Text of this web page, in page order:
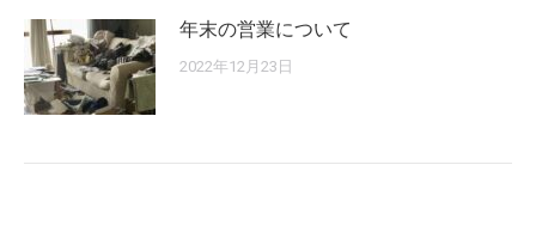
ゲ
ー
年末の営業について
2022年12月23日